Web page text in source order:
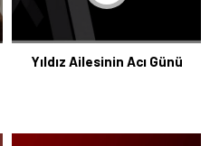
Yıldız Ailesinin Acı Günü